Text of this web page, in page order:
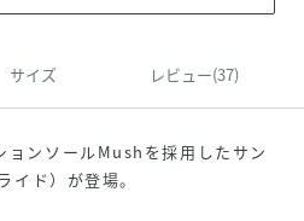
サイズ レビュー(37)
ョンソールMushを採用したサン
イド）が登場。